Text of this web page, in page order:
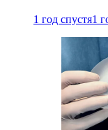
1 год спустя1